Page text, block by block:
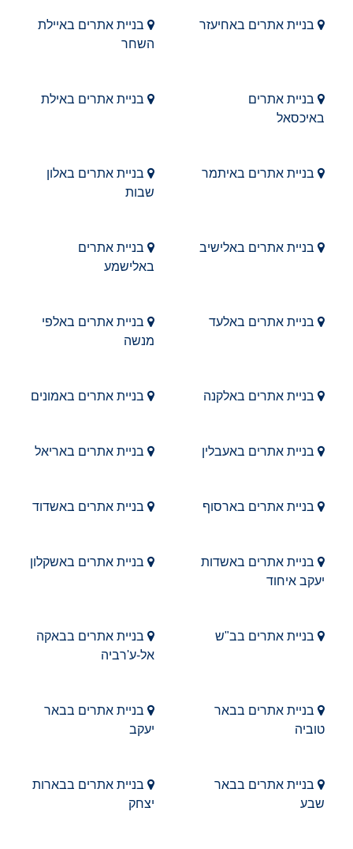
בניית אתרים באחיעזר
בניית אתרים באיילת
השחר
בניית אתרים
באיכסאל
בניית אתרים באילת
בניית אתרים באיתמר
בניית אתרים באלון
שבות
בניית אתרים באלישיב
בניית אתרים
באלישמע
בניית אתרים באלעד
בניית אתרים באלפי
מנשה
בניית אתרים באלקנה בניית אתרים באמונים
בניית אתרים באעבלין בניית אתרים באריאל
בניית אתרים בארסוף בניית אתרים באשדוד
בניית אתרים באשדות
יעקב איחוד
בניית אתרים באשקלון
בניית אתרים בב"ש
בניית אתרים בבאקה
אל-ע'רביה
בניית אתרים בבאר
טוביה
בניית אתרים בבאר
יעקב
בניית אתרים בבאר
שבע
בניית אתרים בבארות
יצחק